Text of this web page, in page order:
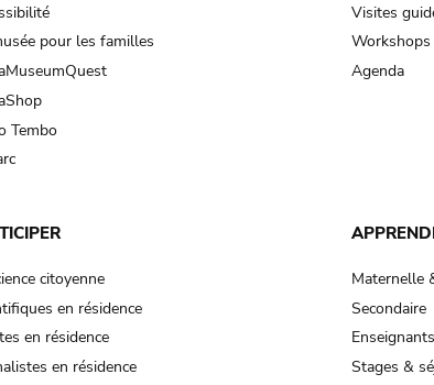
pour les familles
Tembo
Visites
Workshops
Agenda
citoyenne
en résidence
en résidence
en résidence
Maternelle
Secondaire
Enseignants
Stages &